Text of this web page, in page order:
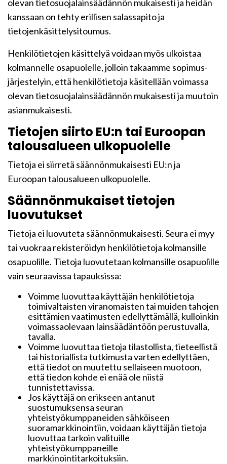
olevan tietosuojalainsäädännön mukaisesti ja heidän
kanssaan on tehty erillisen salassapito ja
tietojenkäsittelysitoumus.
Henkilötietojen käsittelyä voidaan myös ulkoistaa
kolmannelle osapuolelle, jolloin takaamme sopimus-
järjestelyin, että henkilötietoja käsitellään voimassa
olevan tietosuojalainsäädännön mukaisesti ja muutoin
asianmukaisesti.
Tietojen siirto EU:n tai Euroopan
talousalueen ulkopuolelle
Tietoja ei siirretä säännönmukaisesti EU:n ja
Euroopan talousalueen ulkopuolelle.
Säännönmukaiset tietojen
luovutukset
Tietoja ei luovuteta säännönmukaisesti. Seura ei myy
tai vuokraa rekisteröidyn henkilötietoja kolmansille
osapuolille. Tietoja luovutetaan kolmansille osapuolille
vain seuraavissa tapauksissa:
Voimme luovuttaa käyttäjän henkilötietoja
toimivaltaisten viranomaisten tai muiden tahojen
esittämien vaatimusten edellyttämällä, kulloinkin
voimassaolevaan lainsäädäntöön perustuvalla,
tavalla.
Voimme luovuttaa tietoja tilastollista, tieteellistä
tai historiallista tutkimusta varten edellyttäen,
että tiedot on muutettu sellaiseen muotoon,
että tiedon kohde ei enää ole niistä
tunnistettavissa.
Jos käyttäjä on erikseen antanut
suostumuksensa seuran
yhteistyökumppaneiden sähköiseen
suoramarkkinointiin, voidaan käyttäjän tietoja
luovuttaa tarkoin valituille
yhteistyökumppaneille
markkinointitarkoituksiin.